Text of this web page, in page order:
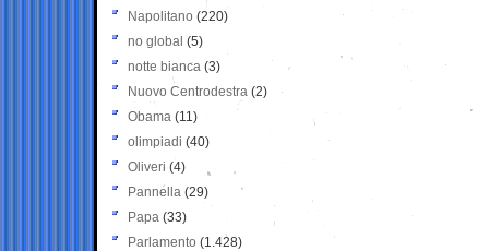
Napolitano (220)
no global (5)
notte bianca (3)
Nuovo Centrodestra (2)
Obama (11)
olimpiadi (40)
Oliveri (4)
Pannella (29)
Papa (33)
Parlamento (1.428)